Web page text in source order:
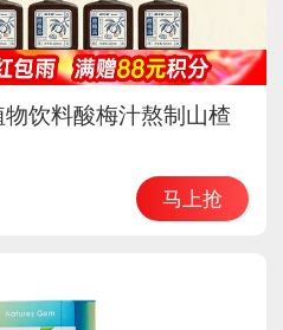
饮料酸梅汁熬制山楂
马上抢